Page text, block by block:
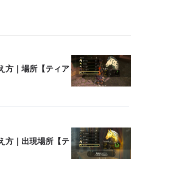
方｜場所【ティア
方｜出現場所【テ